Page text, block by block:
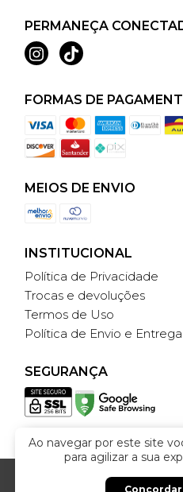
Ao navegar por este site
para agilizar a sua
PERMANEÇA
FORMAS DE
MEIOS DE ENVIO
INSTITUCIONAL
Política de Privacidade
Trocas e devoluções
Termos de Uso
Política de Envio e Entrega
SEGURANÇA
© 2026 | Todos os direitos
pela